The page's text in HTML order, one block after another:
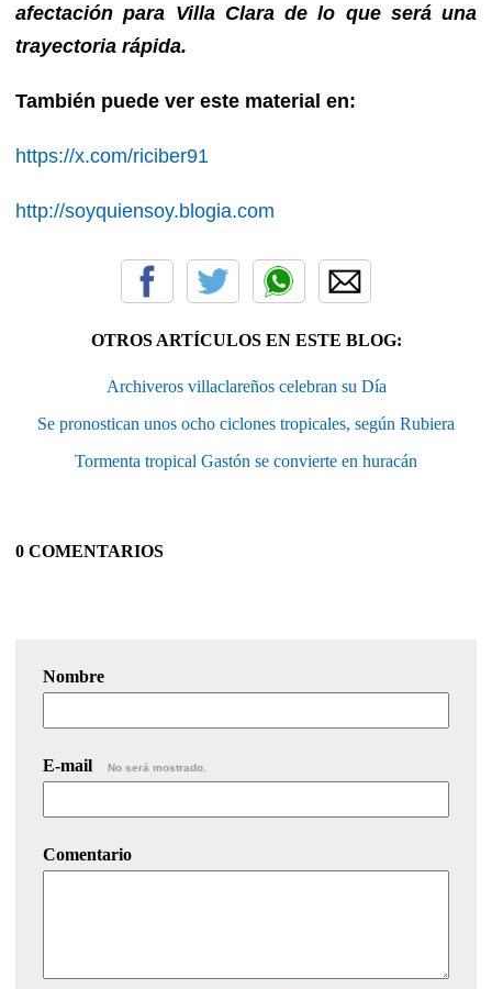
afectación para Villa Clara de lo que será una
trayectoria rápida.
También puede ver este material en:
https://x.com/riciber91
http://soyquiensoy.blogia.com
OTROS ARTÍCULOS EN ESTE BLOG:
Archiveros villaclareños celebran su Día
Se pronostican unos ocho ciclones tropicales, según Rubiera
Tormenta tropical Gastón se convierte en huracán
0 COMENTARIOS
Nombre
E-mail No será mostrado.
Comentario